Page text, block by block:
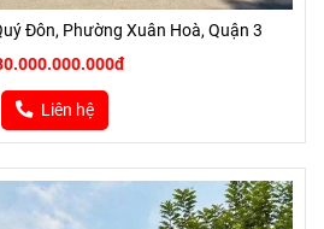
Đôn, Phường Xuân Hoà, Quận 3
Liên hệ